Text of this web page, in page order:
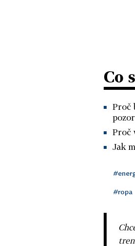
Co
Proč
Proč
Jak
#ropa